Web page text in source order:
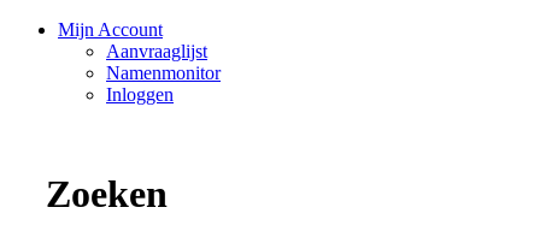
Mijn Account
Aanvraaglijst
Namenmonitor
Inloggen
Zoeken